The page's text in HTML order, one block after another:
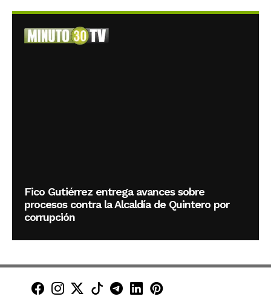
Fico Gutiérrez entrega avances sobre
procesos contra la Alcaldía de Quintero por
corrupción
Minuto30 en Facebook
Minuto30 en Instagram
Minuto30 en X (Twitter)
Minuto30 en TikTok
Canal de Minuto30 en
Minuto30 en LinkedIn
Minuto30 en